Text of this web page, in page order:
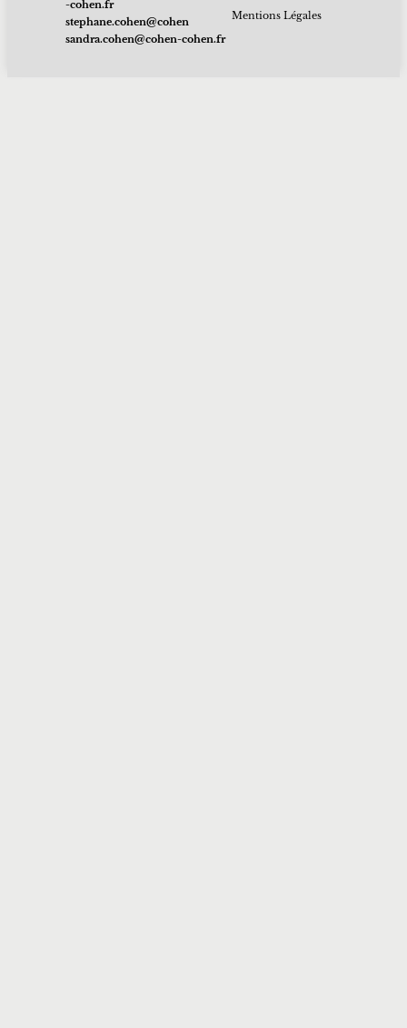
rf.nehoc-
nehoc@nehoc.enahpets
rf.nehoc-nehoc@nehoc.ardnas
Mentions Légales